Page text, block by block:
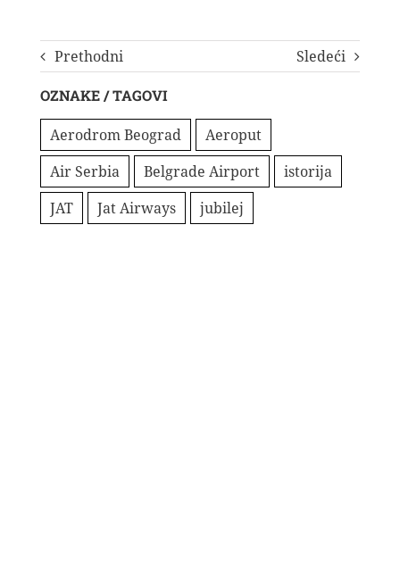
Prethodni Sledeći
OZNAKE / TAGOVI
Aerodrom Beograd
Aeroput
Air Serbia
Belgrade Airport
istorija
JAT
Jat Airways jubilej